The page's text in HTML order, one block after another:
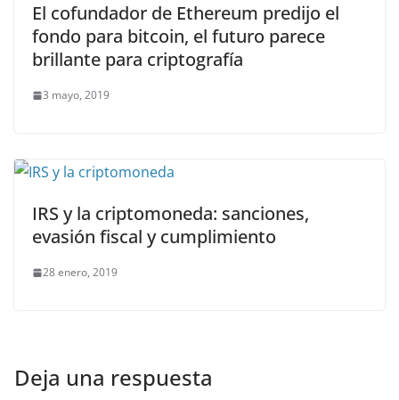
El cofundador de Ethereum predijo el
fondo para bitcoin, el futuro parece
brillante para criptografía
3 mayo, 2019
IRS y la criptomoneda: sanciones,
evasión fiscal y cumplimiento
28 enero, 2019
Deja una respuesta